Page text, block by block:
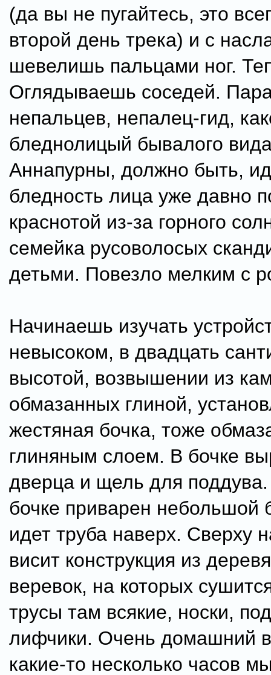
(да вы не пугайтесь, это
второй день трека) и с
шевелишь пальцами ног.
Оглядываешь соседей.
непальцев, непалец-гид,
бледнолицый бывалого
Аннапурны, должно быть,
бледность лица уже давно
краснотой из-за горного
семейка русоволосых
детьми. Повезло мелким с
Начинаешь изучать
невысоком, в двадцать
высотой, возвышении из
обмазанных глиной,
жестяная бочка, тоже
глиняным слоем. В бочке
дверца и щель для поддува.
бочке приварен небольшой
идет труба наверх. Сверху
висит конструкция из
веревок, на которых
трусы там всякие, носки,
лифчики. Очень домашний
какие-то несколько часов